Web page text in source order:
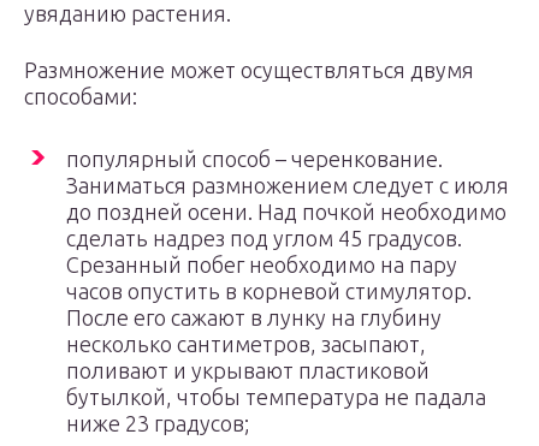
увяданию растения.
Размножение может осуществляться двумя
способами:
популярный способ – черенкование.
Заниматься размножением следует с июля
до поздней осени. Над почкой необходимо
сделать надрез под углом 45 градусов.
Срезанный побег необходимо на пару
часов опустить в корневой стимулятор.
После его сажают в лунку на глубину
несколько сантиметров, засыпают,
поливают и укрывают пластиковой
бутылкой, чтобы температура не падала
ниже 23 градусов;